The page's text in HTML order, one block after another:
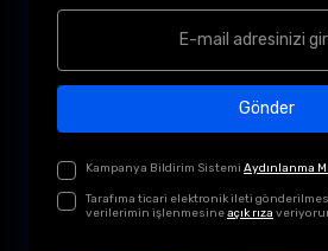
Gönder
Kampanya Bildirim Sistemi Aydınlanma
Tarafıma ticari elektronik ileti
verilerimin işlenmesineaçık rıza